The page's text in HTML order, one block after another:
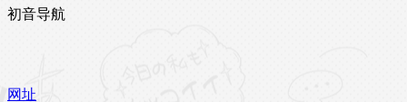
初音导航
网址